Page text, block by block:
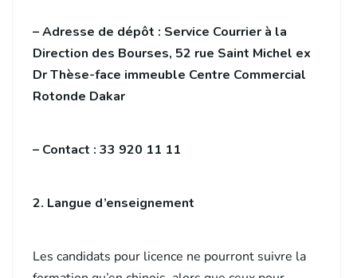
– Adresse de dépôt : Service Courrier à la
Direction des Bourses, 52 rue Saint Michel ex
Dr Thèse-face immeuble Centre Commercial
Rotonde Dakar
– Contact : 33 920 11 11
2. Langue d’enseignement
Les candidats pour licence ne pourront suivre la